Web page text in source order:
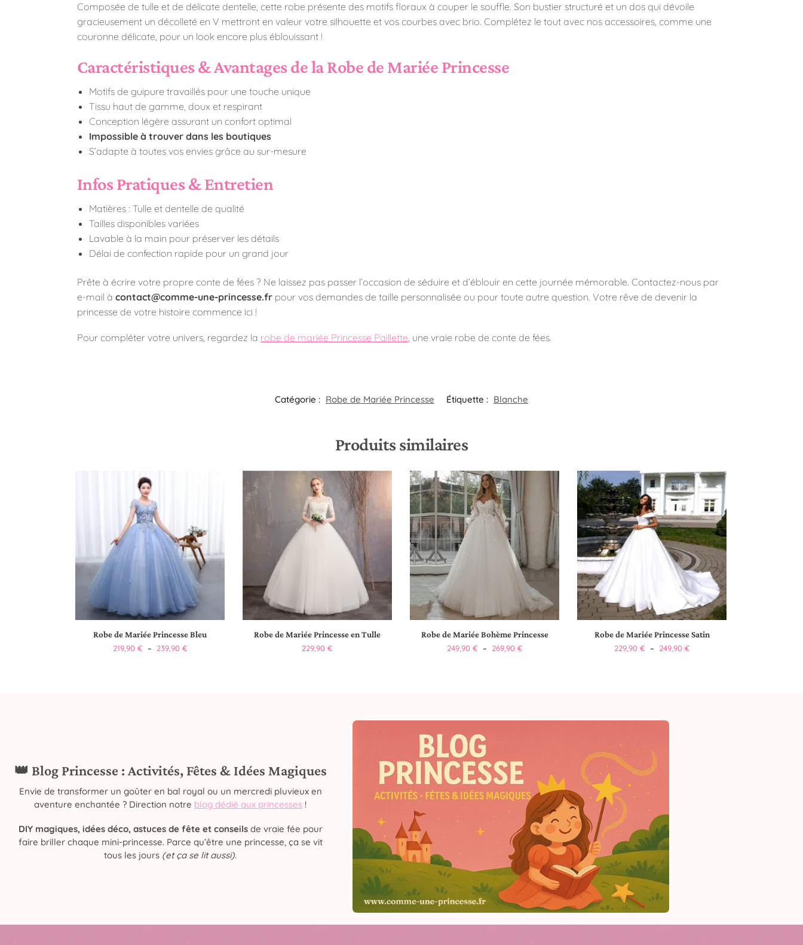
Composée de tulle et de délicate dentelle, cette robe présente des motifs floraux à couper le souffle. Son bustier structuré et un dos qui dévoile
gracieusement un décolleté en V mettront en valeur votre silhouette et vos courbes avec brio. Complétez le tout avec nos accessoires, comme une
couronne délicate, pour un look encore plus éblouissant !
Caractéristiques & Avantages de la Robe de Mariée Princesse
Motifs de guipure travaillés pour une touche unique
Tissu haut de gamme, doux et respirant
Conception légère assurant un confort optimal
Impossible à trouver dans les boutiques
S’adapte à toutes vos envies grâce au sur-mesure
Infos Pratiques & Entretien
Matières : Tulle et dentelle de qualité
Tailles disponibles variées
Lavable à la main pour préserver les détails
Délai de confection rapide pour un grand jour
Prête à écrire votre propre conte de fées ? Ne laissez pas passer l’occasion de séduire et d’éblouir en cette journée mémorable. Contactez-nous par
e-mail à contact@comme-une-princesse.frpour vos demandes de taille personnalisée ou pour toute autre question. Votre rêve de devenir la
princesse de votre histoire commence ici !
Pour compléter votre univers, regardez la robe de mariée Princesse Paillette , une vraie robe de conte de fées.
Catégorie : Robe de Mariée Princesse Étiquette : Blanche
Produits similaires
Robe de Mariée Princesse Bleu
219,90 € – 239,90 €
Robe de Mariée Princesse en Tulle
229,90€
Robe de Mariée Bohème Princesse
249,90 € – 269,90 €
Robe de Mariée Princesse Satin
229,90 € – 249,90 €
👑 Blog Princesse : Activités, Fêtes & Idées Magiques
Envie de transformer un goûter en bal royal ou un mercredi pluvieux en
aventure enchantée ? Direction notre blog dédié aux princesses !
DIY magiques, idées déco, astuces de fête et conseilsde vraie fée pour
faire briller chaque mini-princesse. Parce qu’être une princesse, ça se vit
tous les jours (et ça se lit aussi).